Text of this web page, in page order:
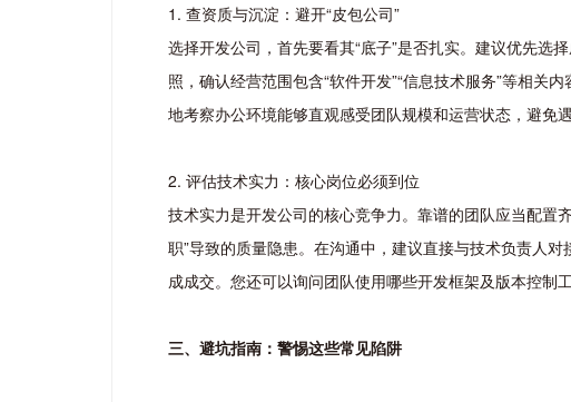
1. 查资质与沉淀：避开“皮包公司”
选择开发公司，首先要看其“底子”是否扎实。建议优先选
照，确认经营范围包含“软件开发”“信息技术服务”等相关
地考察办公环境能够直观感受团队规模和运营状态，避免遇
2. 评估技术实力：核心岗位必须到位
技术实力是开发公司的核心竞争力。靠谱的团队应当配置
职”导致的质量隐患。在沟通中，建议直接与技术负责人
成成交。您还可以询问团队使用哪些开发框架及版本控制
三、避坑指南：警惕这些常见陷阱